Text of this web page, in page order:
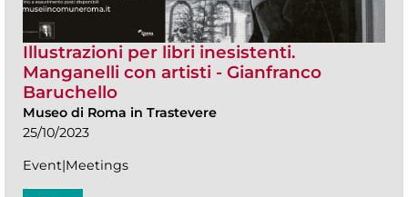
Illustrazioni per libri inesistenti.
Manganelli con artisti - Gianfranco
Baruchello
Museo di Roma in Trastevere
25/10/2023
Event|Meetings